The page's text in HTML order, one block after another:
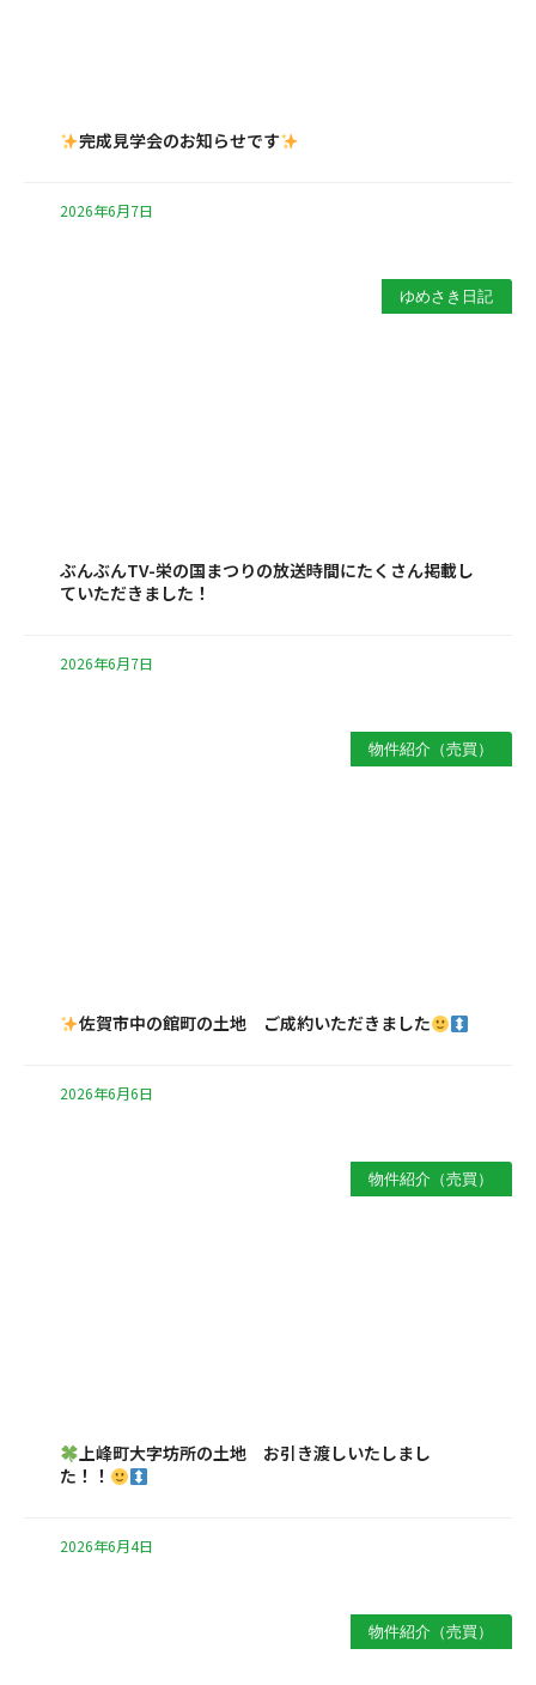
完成見学会のお知らせです
2026年6月7日
ゆめさき日記
ぶんぶんTV-栄の国まつりの放送時間にたくさん掲載し
ていただきました！
2026年6月7日
物件紹介（売買）
佐賀市中の館町の土地 ご成約いただきました
2026年6月6日
物件紹介（売買）
上峰町大字坊所の土地 お引き渡しいたしまし
た！！
2026年6月4日
物件紹介（売買）